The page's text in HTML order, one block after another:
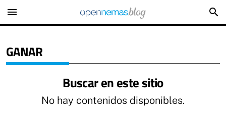
menu search
GANAR
Buscar en este sitio
No hay contenidos disponibles.